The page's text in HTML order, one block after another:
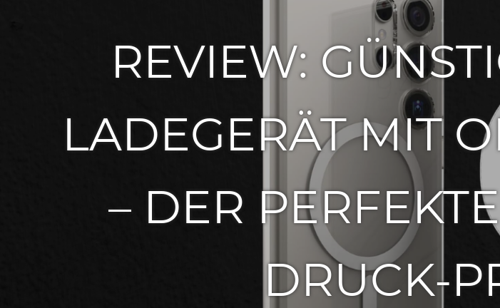
REVIEW:
LADEGERÄT MIT
DER PERFEKTE
RUCK-